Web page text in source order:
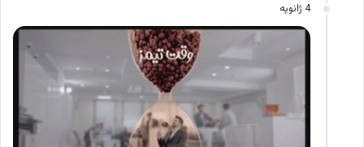
4 ژانویه